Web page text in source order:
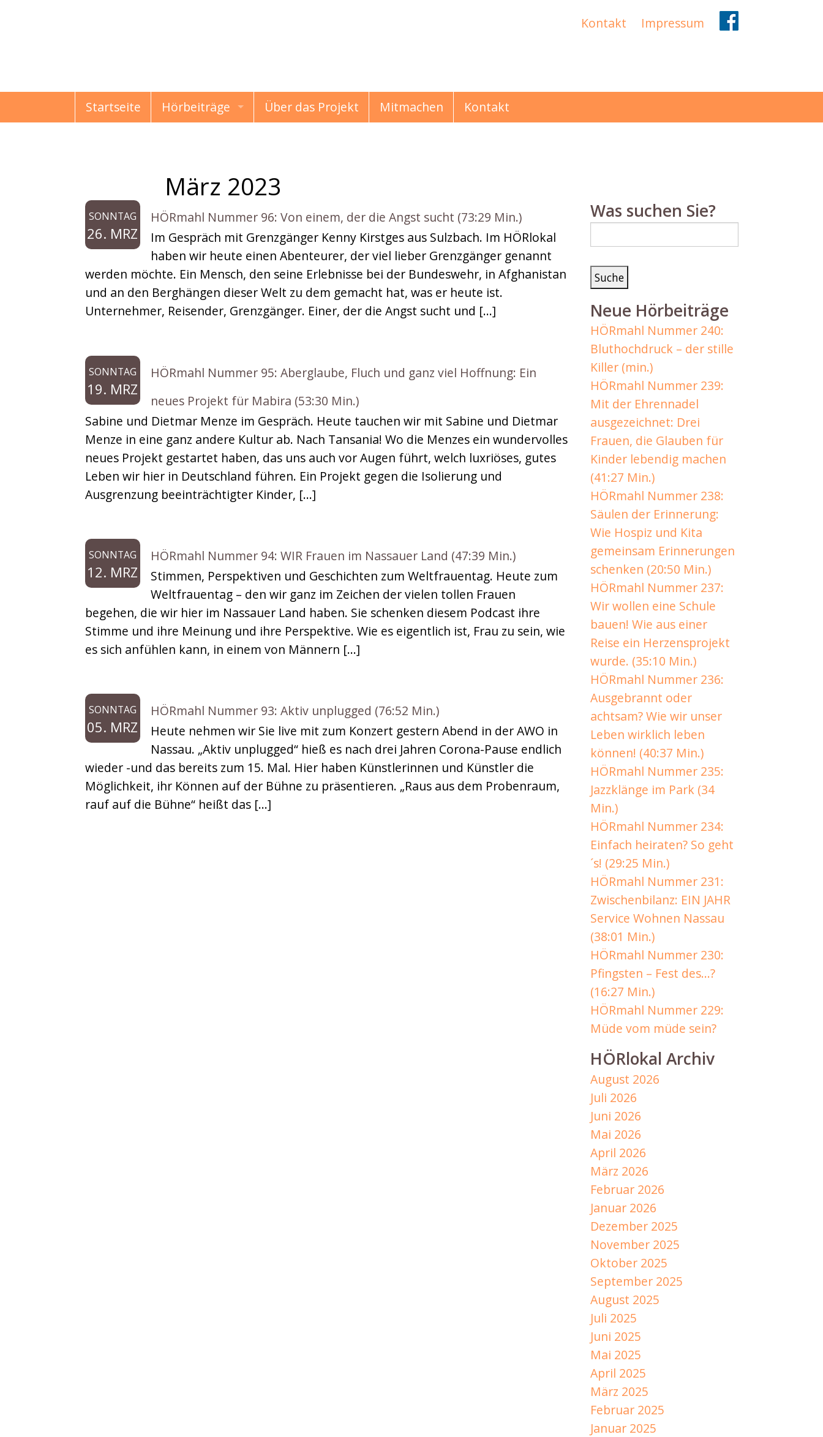
Kontakt Impressum
Startseite
Hörbeiträge
Damals & Heute
Erzählungen & Geschichten
Kindermund
Musikbox
Sonderfolgen
Über das Projekt Mitmachen Kontakt
März 2023
SONNTAG
26. MRZ
HÖRmahl Nummer 96: Von einem, der die Angst sucht (73:29 Min.)
Im Gespräch mit Grenzgänger Kenny Kirstges aus Sulzbach. Im HÖRlokal
haben wir heute einen Abenteurer, der viel lieber Grenzgänger genannt
werden möchte. Ein Mensch, den seine Erlebnisse bei der Bundeswehr, in Afghanistan
und an den Berghängen dieser Welt zu dem gemacht hat, was er heute ist.
Unternehmer, Reisender, Grenzgänger. Einer, der die Angst sucht und […]
SONNTAG
19. MRZ
HÖRmahl Nummer 95: Aberglaube, Fluch und ganz viel Hoffnung: Ein
neues Projekt für Mabira (53:30 Min.)
Sabine und Dietmar Menze im Gespräch. Heute tauchen wir mit Sabine und Dietmar
Menze in eine ganz andere Kultur ab. Nach Tansania! Wo die Menzes ein wundervolles
neues Projekt gestartet haben, das uns auch vor Augen führt, welch luxriöses, gutes
Leben wir hier in Deutschland führen. Ein Projekt gegen die Isolierung und
Ausgrenzung beeinträchtigter Kinder, […]
SONNTAG
12. MRZ
HÖRmahl Nummer 94: WIR Frauen im Nassauer Land (47:39 Min.)
Stimmen, Perspektiven und Geschichten zum Weltfrauentag. Heute zum
Weltfrauentag – den wir ganz im Zeichen der vielen tollen Frauen
begehen, die wir hier im Nassauer Land haben. Sie schenken diesem Podcast ihre
Stimme und ihre Meinung und ihre Perspektive. Wie es eigentlich ist, Frau zu sein, wie
es sich anfühlen kann, in einem von Männern […]
SONNTAG
05. MRZ
HÖRmahl Nummer 93: Aktiv unplugged (76:52 Min.)
Heute nehmen wir Sie live mit zum Konzert gestern Abend in der AWO in
Nassau. „Aktiv unplugged“ hieß es nach drei Jahren Corona-Pause endlich
wieder -und das bereits zum 15. Mal. Hier haben Künstlerinnen und Künstler die
Möglichkeit, ihr Können auf der Bühne zu präsentieren. „Raus aus dem Probenraum,
rauf auf die Bühne“ heißt das […]
Was suchen Sie?
Neue Hörbeiträge
HÖRmahl Nummer 240:
Bluthochdruck – der stille
Killer (min.)
HÖRmahl Nummer 239:
Mit der Ehrennadel
ausgezeichnet: Drei
Frauen, die Glauben für
Kinder lebendig machen
(41:27 Min.)
HÖRmahl Nummer 238:
Säulen der Erinnerung:
Wie Hospiz und Kita
gemeinsam Erinnerungen
schenken (20:50 Min.)
HÖRmahl Nummer 237:
Wir wollen eine Schule
bauen! Wie aus einer
Reise ein Herzensprojekt
wurde. (35:10 Min.)
HÖRmahl Nummer 236:
Ausgebrannt oder
achtsam? Wie wir unser
Leben wirklich leben
können! (40:37 Min.)
HÖRmahl Nummer 235:
Jazzklänge im Park (34
Min.)
HÖRmahl Nummer 234:
Einfach heiraten? So geht
´s! (29:25 Min.)
HÖRmahl Nummer 231:
Zwischenbilanz: EIN JAHR
Service Wohnen Nassau
(38:01 Min.)
HÖRmahl Nummer 230:
Pfingsten – Fest des…?
(16:27 Min.)
HÖRmahl Nummer 229:
Müde vom müde sein?
HÖRlokal Archiv
August 2026
Juli 2026
Juni 2026
Mai 2026
April 2026
März 2026
Februar 2026
Januar 2026
Dezember 2025
November 2025
Oktober 2025
September 2025
August 2025
Juli 2025
Juni 2025
Mai 2025
April 2025
März 2025
Februar 2025
Januar 2025